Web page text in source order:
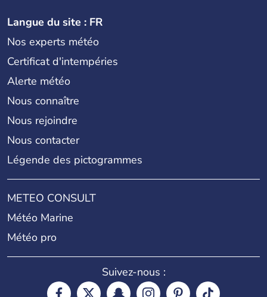
Langue du site : FR
Nos experts météo
Certificat d'intempéries
Alerte météo
Nous connaître
Nous rejoindre
Nous contacter
Légende des pictogrammes
METEO CONSULT
Météo Marine
Météo pro
Suivez-nous :